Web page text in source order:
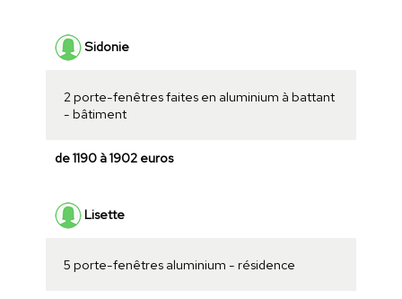
Sidonie
2 porte-fenêtres faites en aluminium à battant
- bâtiment
de 1190 à 1902 euros
Lisette
5 porte-fenêtres aluminium - résidence